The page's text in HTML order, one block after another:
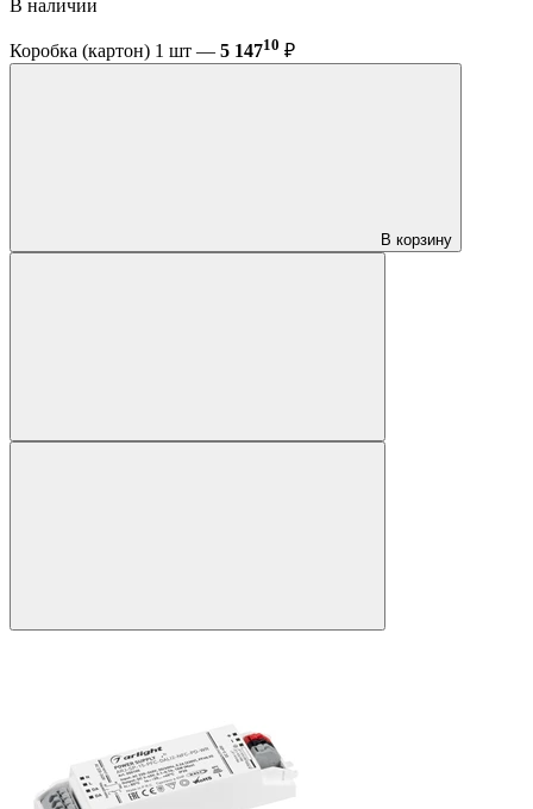
В наличии
Коробка (картон) 1 шт — 5 14710 ₽
В корзину